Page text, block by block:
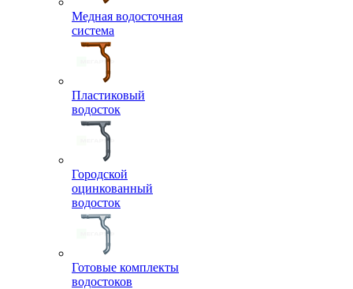
Медная водосточная
система
Пластиковый
водосток
Городской
оцинкованный
водосток
Готовые комплекты
водостоков